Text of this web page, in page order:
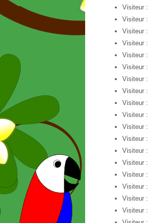
Visiteur :
Visiteur :
Visiteur :
Visiteur :
Visiteur :
Visiteur :
Visiteur :
Visiteur :
Visiteur :
Visiteur :
Visiteur :
Visiteur :
Visiteur :
Visiteur :
Visiteur :
Visiteur :
Visiteur :
Visiteur :